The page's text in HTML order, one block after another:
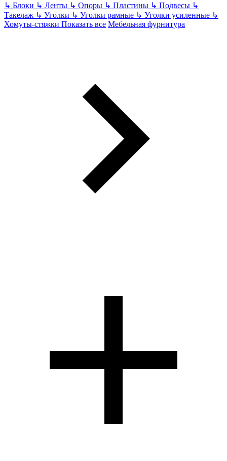
↳ Блоки ↳ Ленты ↳ Опоры ↳ Пластины ↳ Подвесы ↳
Такелаж ↳ Уголки ↳ Уголки рамные ↳ Уголки усиленные ↳
Хомуты-стяжки Показать все Мебельная фурнитура